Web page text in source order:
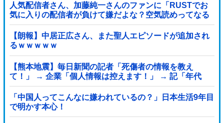
人気配信者さん、加藤純一さんのファンに「RUSTでお
気に入りの配信者が負けて嫌だよな？空気読めってなる
よな？その結果がVCR。お前らVCR向いてるよ」→大炎
上他
【朗報】中居正広さん、また聖人エピソードが追加され
るｗｗｗｗｗ
【熊本地震】毎日新聞の記者「死傷者の情報を教え
て！」 → 企業「個人情報は控えます！」 → 記「年代
は？特定につながらないでしょ？教えてよ？教えて
よ？」
「中国人ってこんなに嫌われているの？」日本生活9年目
で明かす本心！